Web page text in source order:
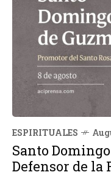
ESPIRITUALES
Santo
Defensor de la